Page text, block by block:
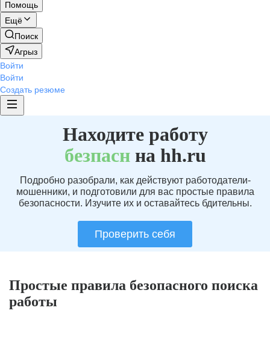
Помощь
Ещё
Поиск
Агрыз
Войти
Войти
Создать резюме
Находите работу
безпаснна hh.ru
Подробно разобрали, как действуют работодатели-
мошенники, и подготовили для вас простые правила
безопасности. Изучите их и оставайтесь бдительны.
Проверить себя
Простые правила безопасного поиска
работы